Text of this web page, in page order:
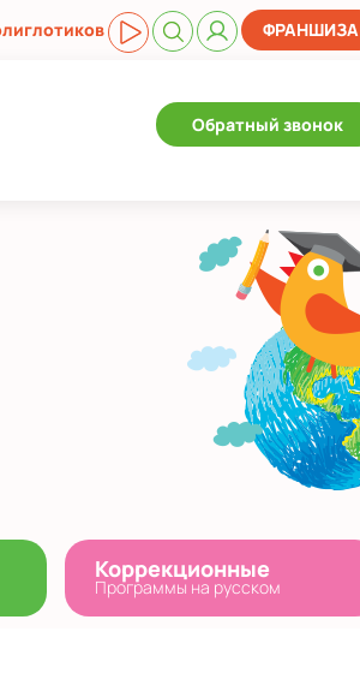
ФРАНШИЗА
Обратный звонок
Коррекционные
Программы на русском